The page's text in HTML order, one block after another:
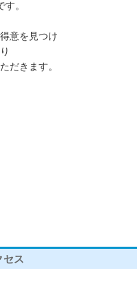
。
意を見つけ
だきます。
セス